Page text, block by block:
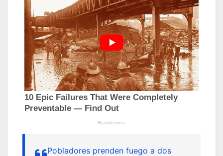
Pobladores prenden fuego a dos